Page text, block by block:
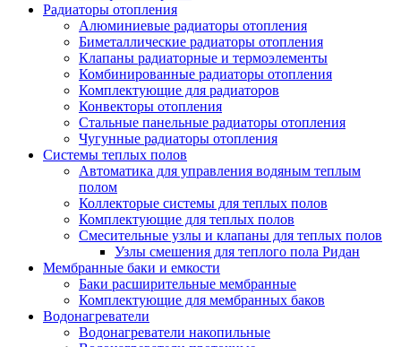
Радиаторы отопления
Алюминиевые радиаторы отопления
Биметаллические радиаторы отопления
Клапаны радиаторные и термоэлементы
Комбинированные радиаторы отопления
Комплектующие для радиаторов
Конвекторы отопления
Стальные панельные радиаторы отопления
Чугунные радиаторы отопления
Системы теплых полов
Автоматика для управления водяным теплым
полом
Коллекторые системы для теплых полов
Комплектующие для теплых полов
Смесительные узлы и клапаны для теплых полов
Узлы смешения для теплого пола Ридан
Мембранные баки и емкости
Баки расширительные мембранные
Комплектующие для мембранных баков
Водонагреватели
Водонагреватели накопильные